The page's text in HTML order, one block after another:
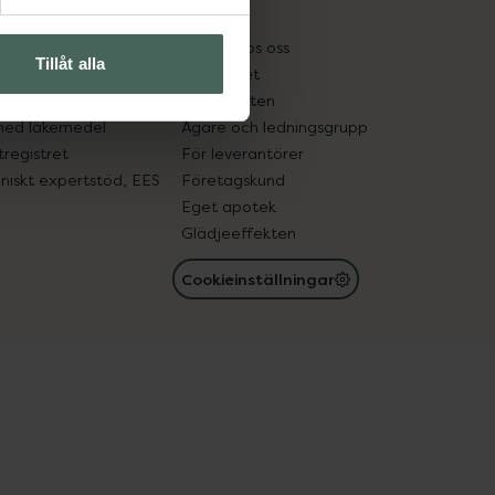
Tillåt alla
in gammal medicin
läkemedel
expertstöd, EES
Pressrum
Jobba hos oss
Hållbarhet
Samarbeten
Ägare och ledningsgrupp
För leverantörer
Företagskund
Eget apotek
Glädjeeffekten
Cookieinställningar